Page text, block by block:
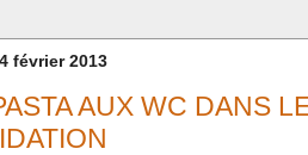
février 2013
AUX WC DANS